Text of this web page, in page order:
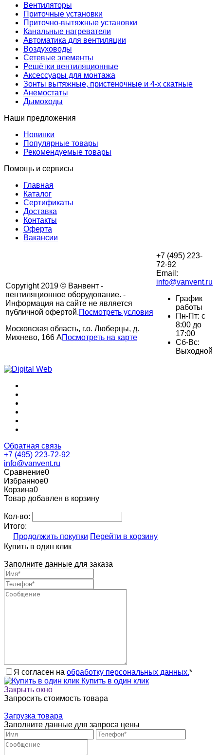
Вентиляторы
Приточные установки
Приточно-вытяжные установки
Канальные нагреватели
Автоматика для вентиляции
Воздуховоды
Сетевые элементы
Решётки вентиляционные
Аксессуары для монтажа
Зонты вытяжные, пристеночные и 4-х скатные
Анемостаты
Дымоходы
Наши предложения
Новинки
Популярные товары
Рекомендуемые товары
Помощь и сервисы
Главная
Каталог
Сертификаты
Доставка
Контакты
Оферта
Вакансии
Copyright 2019 © Ванвент -
вентиляционное оборудование. -
Информация на сайте не является
публичной офертой.Посмотреть условия
Московская область, г.о. Люберцы, д.
Михнево, 166 АПосмотреть на карте
+7 (495) 223-
72-92
Email:
info@vanvent.ru
График
работы
Пн-Пт: с
8:00 до
17:00
Сб-Вс:
Выходной
Обратная связь
+7 (495) 223-72-92
info@vanvent.ru
Сравнение0
Избранное0
Корзина0
Товар добавлен в корзину
Кол-во:
Итого:
Продолжить покупки Перейти в корзину
Купить в один клик
Заполните данные для заказа
Я согласен на обработку персональных данных.*
Купить в один клик
Закрыть окно
Запросить стоимость товара
Загрузка товара
Заполните данные для запроса цены